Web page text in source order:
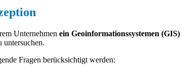
Unternehmen ein Geoinformationssystemen
untersuchen.
Fragen berücksichtigt werden: